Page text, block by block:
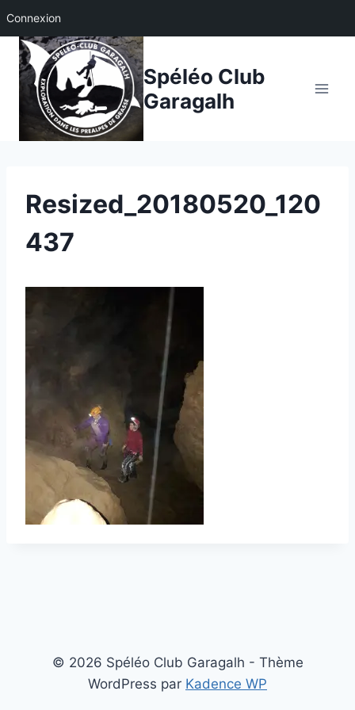
Connexion
Aller
contenu
Spéléo Club
Garagalh
Resized_20180520_120
437
© 2026 Spéléo Club Garagalh - Thème
WordPress par Kadence WP